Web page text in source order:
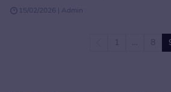
15/02/2026 | Admin
1 8